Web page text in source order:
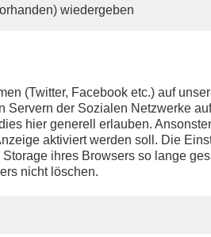
wiedergeben
(Twitter, Facebook etc.) auf
Servern der Sozialen Netzwerke
hier generell erlauben.
aktiviert werden soll. Die
ihres Browsers so lange
nicht löschen.